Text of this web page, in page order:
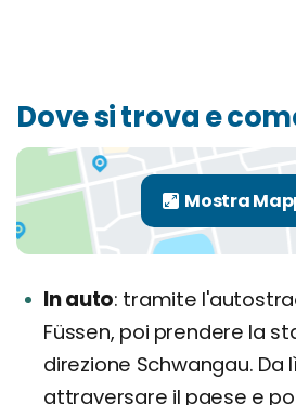
Dove si trova e
In auto tramite
Füssen, poi prendere la
direzione Schwangau. Da
attraversare il paese e